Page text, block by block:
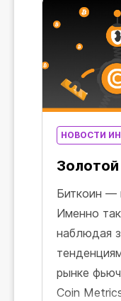
НОВОСТИ
Биткоин —
Именно
наблюдая
рынке
Coin